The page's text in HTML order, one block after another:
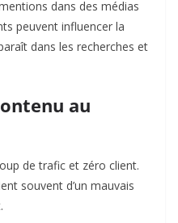
dans des médias
peuvent influencer la
dans les recherches et
au
de trafic et zéro client.
souvent d’un mauvais